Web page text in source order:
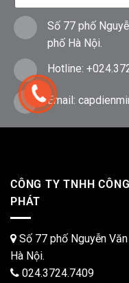
Số 77 phố
phố Hà Nội.
Hotline:
Email:
CÔNG TY TNHH
PHÁT
Số 77 phố Nguyễn
Hà Nội.
024.3724.7409